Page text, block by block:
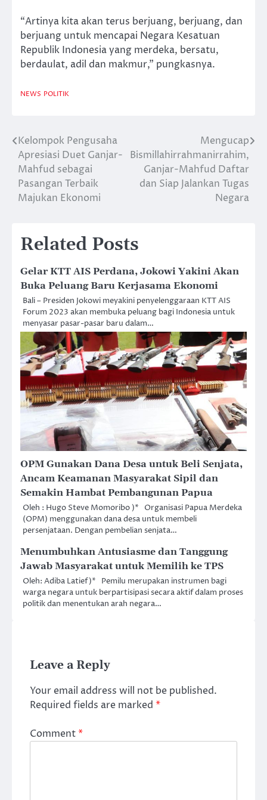
“Artinya kita akan terus berjuang, berjuang, dan
berjuang untuk mencapai Negara Kesatuan
Republik Indonesia yang merdeka, bersatu,
berdaulat, adil dan makmur,” pungkasnya.
NEWS POLITIK
Post
navigation
Kelompok Pengusaha
Apresiasi Duet Ganjar-
Mahfud sebagai
Pasangan Terbaik
Majukan Ekonomi
Mengucap
Bismillahirrahmanirrahim,
Ganjar-Mahfud Daftar
dan Siap Jalankan Tugas
Negara
Related Posts
Gelar KTT AIS Perdana, Jokowi Yakini Akan
Buka Peluang Baru Kerjasama Ekonomi
Bali – Presiden Jokowi meyakini penyelenggaraan KTT AIS
Forum 2023 akan membuka peluang bagi Indonesia untuk
menyasar pasar-pasar baru dalam…
OPM Gunakan Dana Desa untuk Beli Senjata,
Ancam Keamanan Masyarakat Sipil dan
Semakin Hambat Pembangunan Papua
Oleh : Hugo Steve Momoribo )* Organisasi Papua Merdeka
(OPM) menggunakan dana desa untuk membeli
persenjataan. Dengan pembelian senjata…
Menumbuhkan Antusiasme dan Tanggung
Jawab Masyarakat untuk Memilih ke TPS
Oleh: Adiba Latief)* Pemilu merupakan instrumen bagi
warga negara untuk berpartisipasi secara aktif dalam proses
politik dan menentukan arah negara…
Leave a Reply
Your email address will not be published.
Required fields are marked *
Comment*